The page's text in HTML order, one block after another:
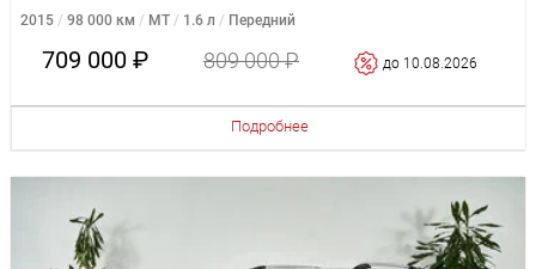
2015 98 000 км MT 1.6 л Передний
709 000 ₽ 809 000 ₽ до 10.08.2026
Подробнее